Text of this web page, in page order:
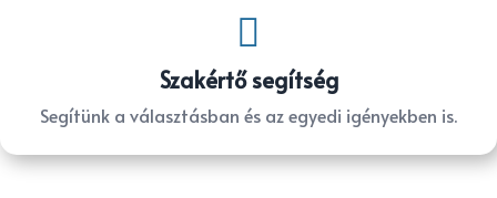

Szakértő segítség
Segítünk a választásban és az egyedi igényekben is.